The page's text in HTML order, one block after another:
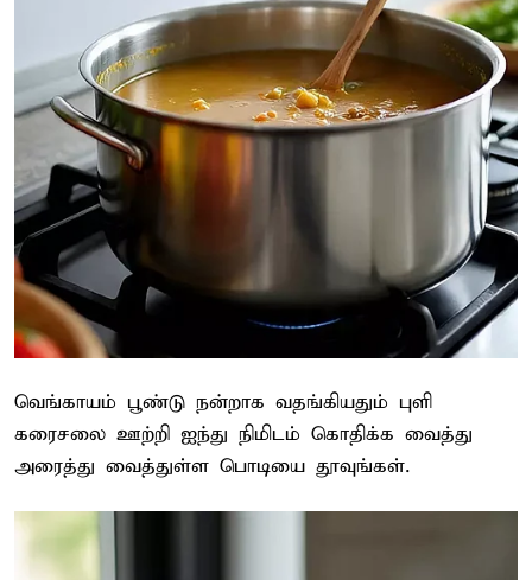
வெங்காயம் பூண்டு நன்றாக வதங்கியதும் புளி
கரைசலை ஊற்றி ஐந்து நிமிடம் கொதிக்க வைத்து
அரைத்து வைத்துள்ள பொடியை தூவுங்கள்.